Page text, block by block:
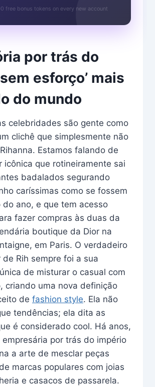
free bonus tokens on every new account
por trás do
esforço’ mais
do mundo
celebridades são gente como
clichê que simplesmente não
Estamos falando de
icônica que rotineiramente sai
badalados segurando
caríssimas como se fossem
do ano, e que tem acesso
fazer compras às duas da
boutique da Dior na
em Paris. O verdadeiro
de Rih sempre foi a sua
de misturar o casual com
criando uma nova definição
de fashion style. Ela não
tendências; ela dita as
é considerado cool. Há anos,
empresária por trás do império
a arte de mesclar peças
marcas populares com joias
e casacos de passarela.